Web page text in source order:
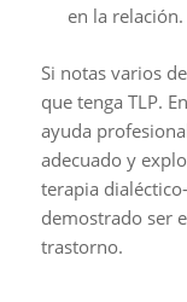
en la relación.
Si notas varios
que tenga TLP.
ayuda
adecuado y
terapia
demostrado ser
trastorno.